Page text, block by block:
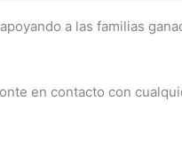
a las familias
en contacto con